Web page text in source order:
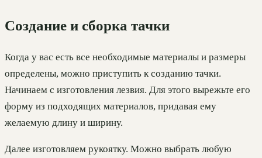
Создание и сборка тачки
Когда у вас есть все необходимые материалы и размеры
определены, можно приступить к созданию тачки.
Начинаем с изготовления лезвия. Для этого вырежьте его
форму из подходящих материалов, придавая ему
желаемую длину и ширину.
Далее изготовляем рукоятку. Можно выбрать любую